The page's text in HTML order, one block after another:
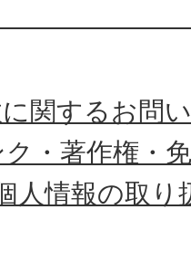
関するお問
ク・著作権・
人情報の取り